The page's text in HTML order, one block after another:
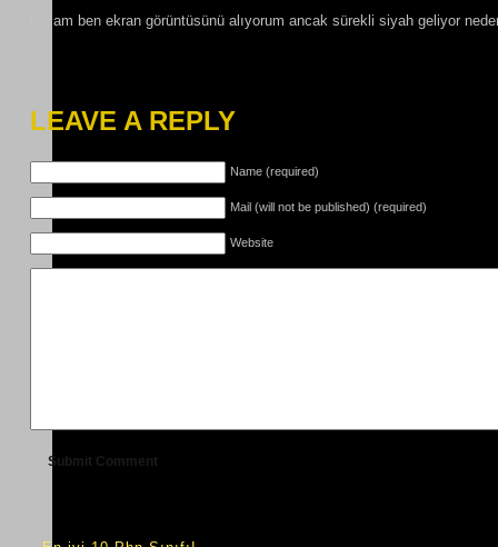
hocam ben ekran görüntüsünü alıyorum ancak sürekli siyah geliyor
LEAVE A REPLY
Name (required)
Mail (will not be published) (required)
Website